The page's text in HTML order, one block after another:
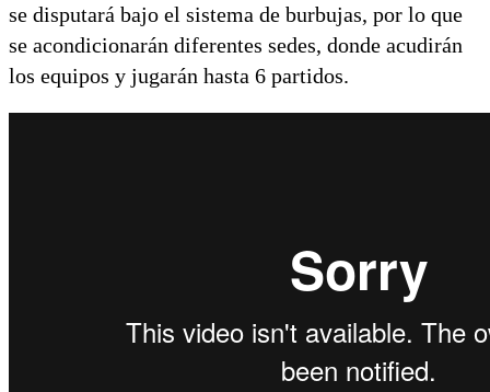
se disputará bajo el sistema de burbujas, por lo que
se acondicionarán diferentes sedes, donde acudirán
los equipos y jugarán hasta 6 partidos.